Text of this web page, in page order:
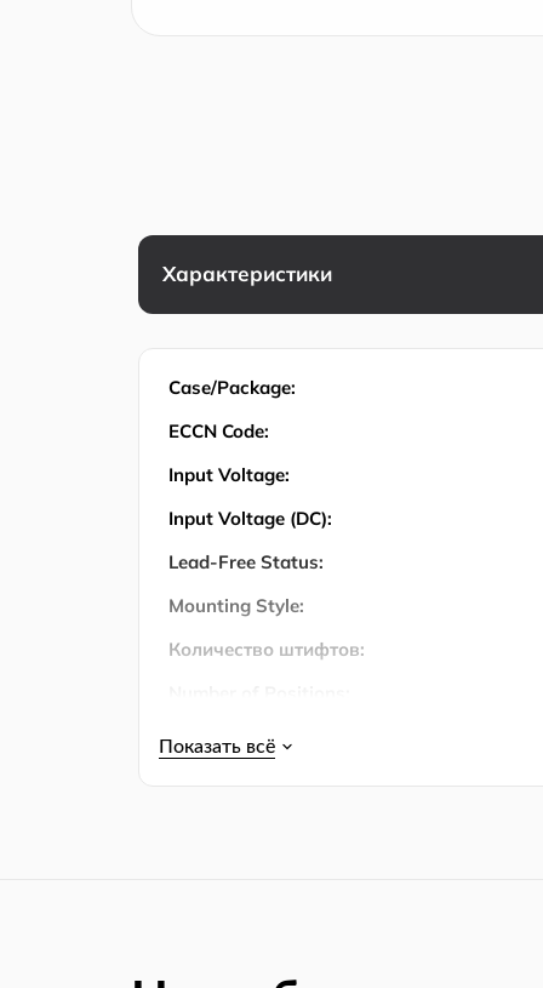
Характеристики
Case/Package:
ECCN Code:
Input Voltage:
Input Voltage (DC):
Lead-Free Status:
Mounting Style:
Количество штифтов:
Operating Temperature: